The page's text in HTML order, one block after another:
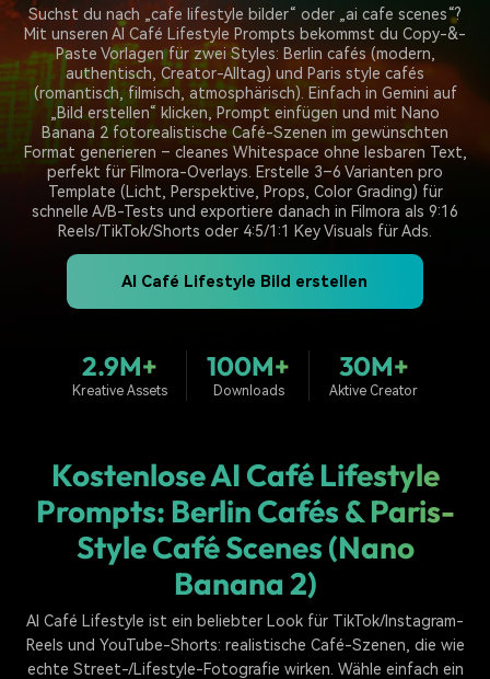
Prompts – schnell ähnliche
Videos erstellen
fortgeschrittene
Videobearbeitungsfähigkeiten
Kickstart Bootcamp
Lernen, ausdrücken und
erweitern Sie Ihre
Videobearbeitungs-
Fähigkeiten mit Filmora
DIY-Spezialeffekte
Erfahren Sie, wie Sie einen
Spezialeffekt erzeugen
können
Creator
Monetarisierungs-
Monetarisieren Sie
Ihren Einfluss mit Filmora
Programm
Belohnungen erhalten
Kunden-Support
Über Uns
Unsere Mission, Geschichte
und Kunden
Bewertungen
Finden Sie mehr über Filmora
Nachrichten und
Bewertungen
Kunden-Geschichten
Erfahren Sie, wie unsere
Kunden Erfolg haben
Affiliate-Programm
Schalten Sie Partnerschaften
auf Unternehmensebene frei
KAUFEN Anmelden
Suchen
Suchst du nach „cafe lifestyle bilder“ oder „ai cafe scenes“?
Mit unseren AI Café Lifestyle Prompts bekommst du Copy-&-
Paste Vorlagen für zwei Styles: Berlin cafés (modern,
authentisch, Creator-Alltag) und Paris style cafés
(romantisch, filmisch, atmosphärisch). Einfach in Gemini auf
„Bild erstellen“ klicken, Prompt einfügen und mit Nano
Banana 2 fotorealistische Café-Szenen im gewünschten
Format generieren – cleanes Whitespace ohne lesbaren Text,
perfekt für Filmora-Overlays. Erstelle 3–6 Varianten pro
Template (Licht, Perspektive, Props, Color Grading) für
schnelle A/B-Tests und exportiere danach in Filmora als 9:16
Reels/TikTok/Shorts oder 4:5/1:1 Key Visuals für Ads.
AI Café Lifestyle Bild erstellen
2.9M+
Kreative Assets
100M+
Downloads
30M+
Aktive Creator
Kostenlose AI Café Lifestyle
Prompts: Berlin Cafés & Paris-
Style Café Scenes (Nano
Banana 2)
AI Café Lifestyle ist ein beliebter Look für TikTok/Instagram-
Reels und YouTube-Shorts: realistische Café-Szenen, die wie
echte Street-/Lifestyle-Fotografie wirken. Wähle einfach ein